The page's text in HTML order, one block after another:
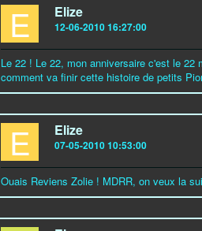
E Elize
12-06-2010 16:27:00
Le 22 ! Le 22, mon anniversaire c'est le
comment va finir cette histoire de petits
E Elize
07-05-2010 10:53:00
Ouais Reviens Zolie ! MDRR, on veux la